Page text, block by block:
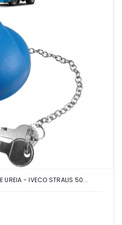
UREIA - IVECO STRALIS 50...